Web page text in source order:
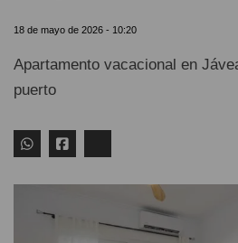
18 de mayo de 2026 - 10:20
Apartamento vacacional en
puerto